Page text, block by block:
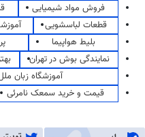
فروش مواد شیمیایی
قطعات لباسشویی
بلیط هواپیما
نمایندگی بوش در تهران
آموزشگاه زبان
قیمت و خرید سمعک نامرئی